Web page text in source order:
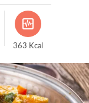
363 Kcal